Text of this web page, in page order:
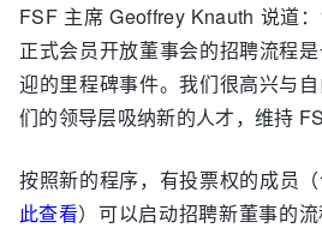
FSF 主席 Geoffrey Knauth 说道
正式会员开放董事会的招聘流程
迎的里程碑事件。我们很高兴与
们的领导层吸纳新的人才，维持
按照新的程序，有投票权的成员（
此查看）可以启动招聘新董事的